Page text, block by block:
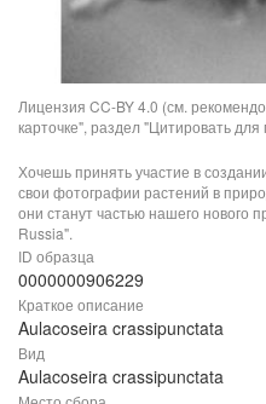
Лицензия CC-BY 4.0 (см.
карточке", раздел "Цитировать для
Хочешь принять участие в
свои фотографии растений в
они станут частью нашего нового
Russia".
ID образца
0000000906229
Краткое описание
Aulacoseira crassipunctata
Вид
Aulacoseira crassipunctata